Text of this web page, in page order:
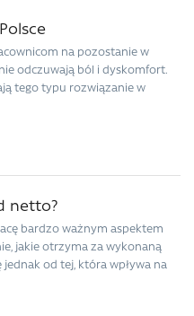
na pozostanie w
odczuwają ból i dyskomfort.
tego typu rozwiązanie w
netto?
bardzo ważnym aspektem
jakie otrzyma za wykonaną
od tej, która wpływa na